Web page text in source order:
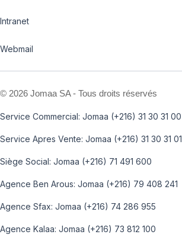
Intranet
Webmail
© 2026 Jomaa SA - Tous droits réservés
Service Commercial: Jomaa (+216) 31 30 31 00
Service Apres Vente: Jomaa (+216) 31 30 31 01
Siège Social: Jomaa (+216) 71 491 600
Agence Ben Arous: Jomaa (+216) 79 408 241
Agence Sfax: Jomaa (+216) 74 286 955
Agence Kalaa: Jomaa (+216) 73 812 100